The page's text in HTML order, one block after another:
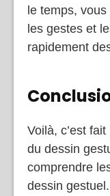
le temps,
les gestes et
rapidement
Voilà, c’est
du dessin
comprendre
dessin gestuel.